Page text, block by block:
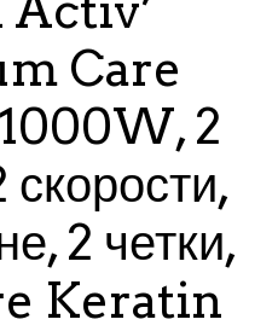
Care
2
скорости,
2 четки,
Keratin